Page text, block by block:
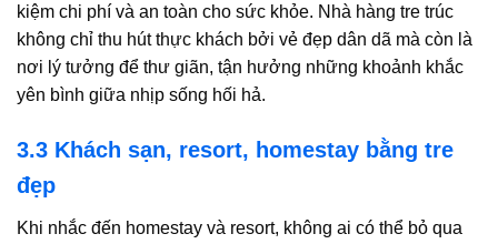
kiệm chi phí và an toàn cho sức khỏe. Nhà hàng tre trúc
không chỉ thu hút thực khách bởi vẻ đẹp dân dã mà còn là
nơi lý tưởng để thư giãn, tận hưởng những khoảnh khắc
yên bình giữa nhịp sống hối hả.
3.3 Khách sạn, resort, homestay bằng tre
đẹp
Khi nhắc đến homestay và resort, không ai có thể bỏ qua